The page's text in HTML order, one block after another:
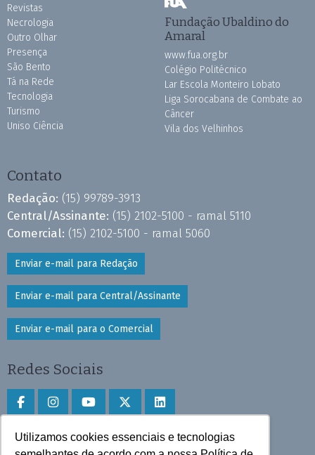
Utilizamos cookies essenciais e tecnologias
Revistas
Necrologia
Outro Olhar
Presença
São Bento
Tá na Rede
Tecnologia
Turismo
Uniso Ciência
Fundação Ubaldino do
Amaral
www.fua.org.br
Colégio Politécnico
Lar Escola Monteiro Lobato
Liga Sorocabana de Combate ao
Câncer
Vila dos Velhinhos
Contato
Redação: (15) 99789-3913
Central/Assinante: (15) 2102-5100 - ramal 5110
Comercial: (15) 2102-5100 - ramal 5060
Enviar e-mail para Redação
Enviar e-mail para Central/Assinante
Enviar e-mail para o Comercial
Redes Sociais
Faça download do aplicativo